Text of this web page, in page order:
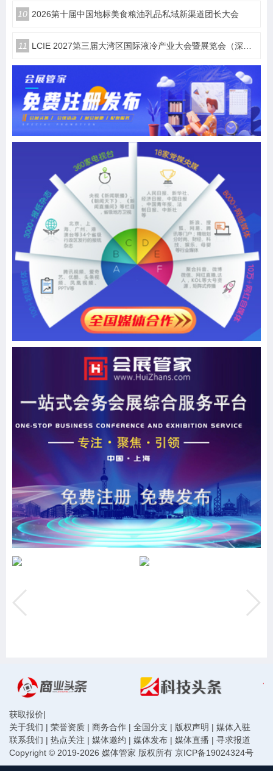
10 2026第十届中国地标美食粮油乳品私域新渠道团长大会
11 LCIE 2027第三届大湾区国际液冷产业大会暨展览会（深圳）
获取报价|
关于我们 | 荣誉资质 | 商务合作 | 全国分支 | 版权声明 | 媒体入驻
联系我们 | 热点关注 | 媒体邀约 | 媒体发布 | 媒体直播 | 寻求报道
Copyright © 2019-2026 媒体管家 版权所有 京ICP备19024324号